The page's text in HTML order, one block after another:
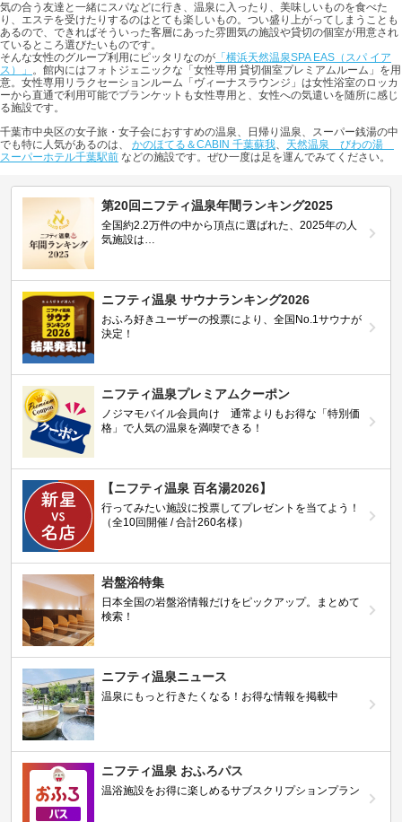
気の合う友達と一緒にスパなどに行き、温泉に入ったり、美味しいものを食べた
り、エステを受けたりするのはとても楽しいもの。つい盛り上がってしまうことも
あるので、できればそういった客層にあった雰囲気の施設や貸切の個室が用意され
ているところ選びたいものです。
そんな女性のグループ利用にピッタリなのが 「横浜天然温泉SPA EAS（スパ イア
ス）」 。館内にはフォトジェニックな「女性専用 貸切個室プレミアムルーム」を用
意。女性専用リラクセーションルーム「ヴィーナスラウンジ」は女性浴室のロッカ
ーから直通で利用可能でブランケットも女性専用と、女性への気遣いを随所に感じ
る施設です。
千葉市中央区の女子旅・女子会におすすめの温泉、日帰り温泉、スーパー銭湯の中
でも特に人気があるのは、 かのほてる＆CABIN 千葉蘇我、 天然温泉 びわの湯
スーパーホテル千葉駅前 などの施設です。ぜひ一度は足を運んでみてください。
第20回ニフティ温泉年間ランキング2025
全国約2.2万件の中から頂点に選ばれた、2025年の人
気施設は…
ニフティ温泉 サウナランキング2026
おふろ好きユーザーの投票により、全国No.1サウナが
決定！
ニフティ温泉プレミアムクーポン
ノジマモバイル会員向け 通常よりもお得な「特別価
格」で人気の温泉を満喫できる！
【ニフティ温泉 百名湯2026】
行ってみたい施設に投票してプレゼントを当てよう！
（全10回開催 / 合計260名様）
岩盤浴特集
日本全国の岩盤浴情報だけをピックアップ。まとめて
検索！
ニフティ温泉ニュース
温泉にもっと行きたくなる！お得な情報を掲載中
ニフティ温泉 おふろパス
温浴施設をお得に楽しめるサブスクリプションプラン